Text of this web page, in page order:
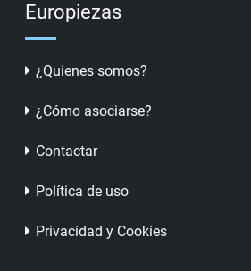
Europiezas
¿Quienes somos?
¿Cómo asociarse?
Contactar
Política de uso
Privacidad y Cookies